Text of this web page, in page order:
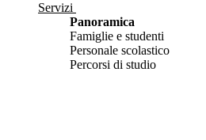
Servizi
Panoramica
Famiglie e studenti
Personale scolastico
Percorsi di studio